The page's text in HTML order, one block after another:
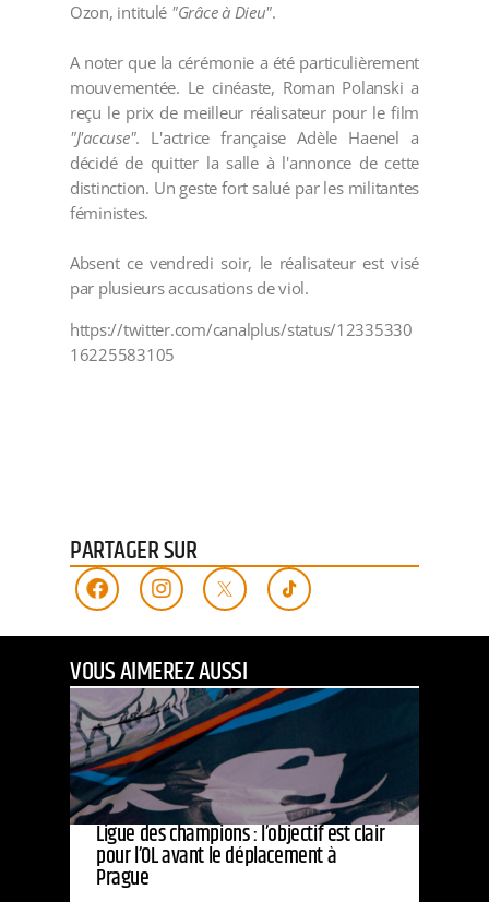
Ozon, intitulé "Grâce à Dieu".
A noter que la cérémonie a été particulièrement
mouvementée. Le cinéaste, Roman Polanski a
reçu le prix de meilleur réalisateur pour le film
"J'accuse". L'actrice française Adèle Haenel a
décidé de quitter la salle à l'annonce de cette
distinction. Un geste fort salué par les militantes
féministes.
Absent ce vendredi soir, le réalisateur est visé
par plusieurs accusations de viol.
https://twitter.com/canalplus/status/12335330
16225583105
PARTAGER SUR
VOUS AIMEREZ AUSSI
Ligue des champions : l’objectif est clair
pour l’OL avant le déplacement à
Prague